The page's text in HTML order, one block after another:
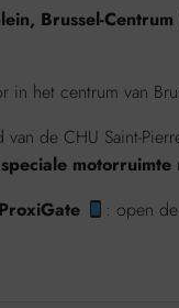
Brussel-
het centrum van
de CHU Saint-
speciale motorruimte
ProxiGate
: open